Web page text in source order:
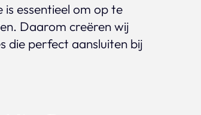
is essentieel om op te
Daarom creëren wij
die perfect aansluiten bij